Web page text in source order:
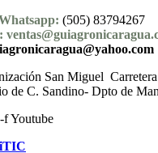
(505) 83794267
San Miguel
de C. Sandino- Dpto de
fYoutube